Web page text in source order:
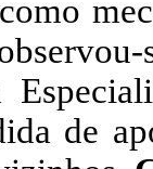
de